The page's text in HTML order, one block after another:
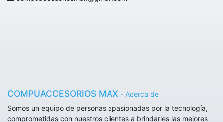
COMPUACCESORIOS MAX - Acerca de
Somos un equipo de personas apasionadas por la tecnología,
comprometidas con nuestros clientes a brindarles las mejores